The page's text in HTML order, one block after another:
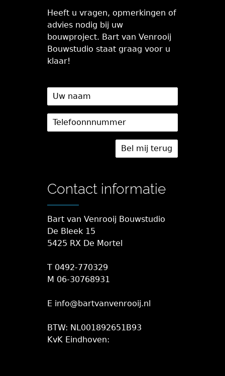
Heeft u vragen, opmerkingen of
advies nodig bij uw
bouwproject. Bart van Venrooij
Bouwstudio staat graag voor u
klaar!
Contact informatie
Bart van Venrooij Bouwstudio
De Bleek 15
5425 RX De Mortel
T 0492-770329
M 06-30768931
E info@bartvanvenrooij.nl
BTW: NL001892651B93
KvK Eindhoven: